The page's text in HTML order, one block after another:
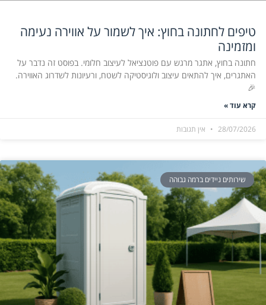
טיפים לחתונה בחוץ: איך לשמור על אווירה נעימה
ומזמינה
חתונה בחוץ, אתגר מרגש עם פוטנציאל לעיצוב חלומי. בפוסט זה נדבר על
האתגרים, איך להתאים עיצוב ולוגיסטיקה לשטח, ורעיונות לשדרוג האווירה.
🎉
קרא עוד »
28/07/2026 אין תגובות
שירותים ניידים ברמה גבוהה